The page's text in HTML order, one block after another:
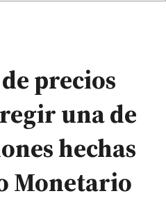
precios
una de
hechas
Monetario